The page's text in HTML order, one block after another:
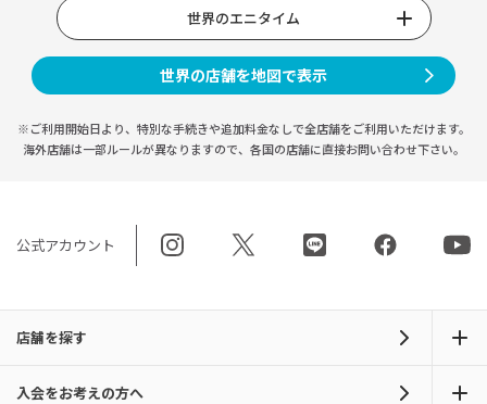
世界のエニタイム
世界の店舗を地図で表示
※ご利用開始日より、特別な手続きや追加料金なしで全店舗をご利用いただけます。
海外店舗は一部ルールが異なりますので、 各国の店舗に直接お問い合わせ下さい。
公式アカウント
店舗を探す
入会をお考えの方へ